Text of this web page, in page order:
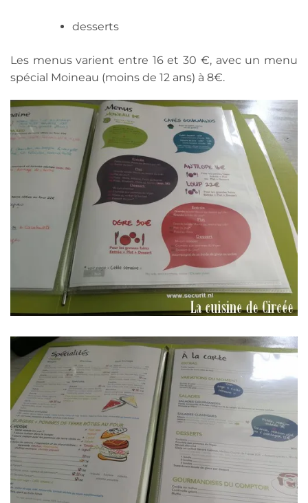
desserts
Les menus varient entre 16 et 30 €, avec un menu
spécial Moineau (moins de 12 ans) à 8€.